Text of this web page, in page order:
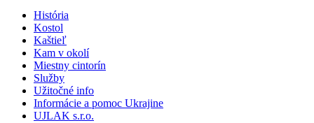
História
Kostol
Kaštieľ
Kam v okolí
Miestny cintorín
Služby
Užitočné info
Informácie a pomoc Ukrajine
UJLAK s.r.o.